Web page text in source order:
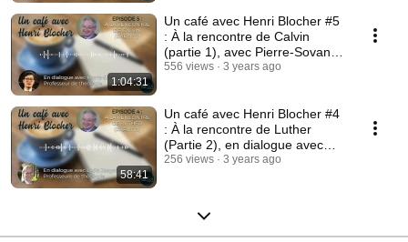
1:04:31
Un café avec Henri Blocher #5
: À la rencontre de Calvin
(partie 1), avec Pierre-Sovann
Chauny
556 views 3 years ago
58:41
Un café avec Henri Blocher #4
: À la rencontre de Luther
(Partie 2), en dialogue avec
Lydia Jaeger
256 views 3 years ago